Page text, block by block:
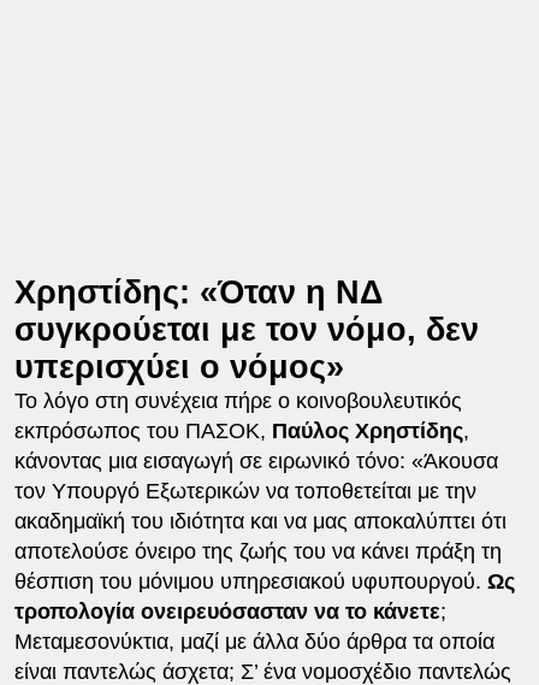
Χρηστίδης: «Όταν η ΝΔ
συγκρούεται με τον νόμο, δεν
υπερισχύει ο νόμος»
Το λόγο στη συνέχεια πήρε ο κοινοβουλευτικός
εκπρόσωπος του ΠΑΣΟΚ, Παύλος Χρηστίδης,
κάνοντας μια εισαγωγή σε ειρωνικό τόνο: «Άκουσα
τον Υπουργό Εξωτερικών να τοποθετείται με την
ακαδημαϊκή του ιδιότητα και να μας αποκαλύπτει ότι
αποτελούσε όνειρο της ζωής του να κάνει πράξη τη
θέσπιση του μόνιμου υπηρεσιακού υφυπουργού. Ως
τροπολογία ονειρευόσασταν να το κάνετε;
Μεταμεσονύκτια, μαζί με άλλα δύο άρθρα τα οποία
είναι παντελώς άσχετα; Σ’ ένα νομοσχέδιο παντελώς